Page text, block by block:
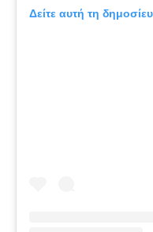
Δείτε αυτή τη